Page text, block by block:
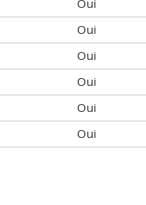
Oui
Oui
Oui
Oui
Oui
Oui